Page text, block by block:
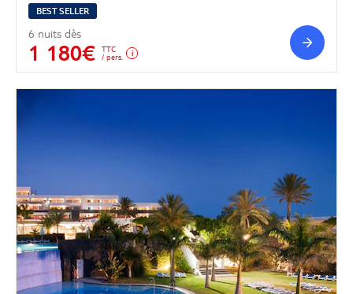
BEST SELLER
6 nuits dès
1 180€
TTC
/ pers.